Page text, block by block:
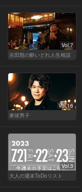
Vol.7
吉田類の酔いどれ人生相談
Vol.16
東彼男子
Vol.3
大人の週末ToDoリスト